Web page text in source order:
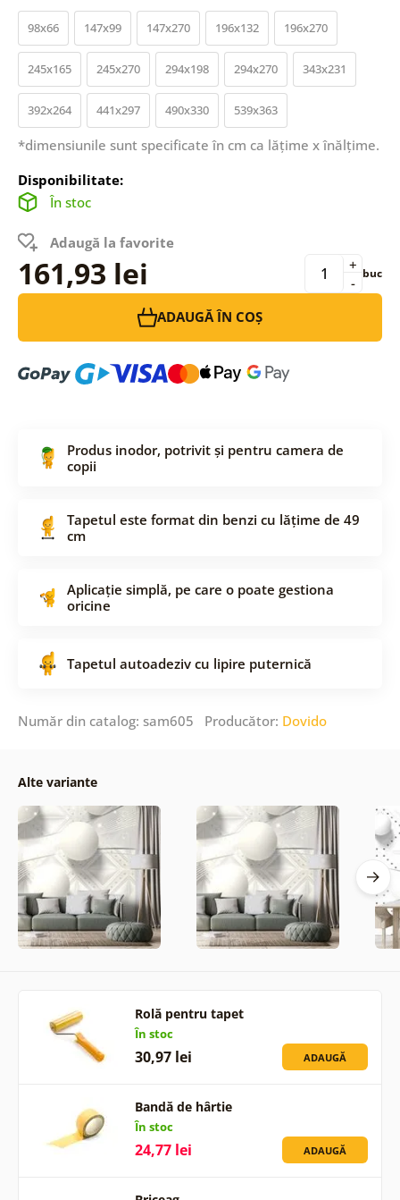
98x66 147x99 147x270 196x132 196x270
245x165 245x270 294x198 294x270 343x231
392x264 441x297 490x330 539x363
*dimensiunile sunt specificate în cm ca lățime x înălțime.
Disponibilitate:
În stoc
Adaugă la favorite
161,93 lei -
+ buc
ADAUGĂ ÎN COȘ
Produs inodor, potrivit și pentru camera de
copii
Tapetul este format din benzi cu lățime de 49
cm
Aplicație simplă, pe care o poate gestiona
oricine
Tapetul autoadeziv cu lipire puternică
Număr din catalog: sam605 Producător: Dovido
Alte variante
Rolă pentru tapet
În stoc
30,97 lei ADAUGĂ
Bandă de hârtie
În stoc
24,77 lei ADAUGĂ